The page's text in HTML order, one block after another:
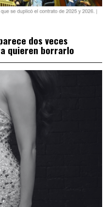
dos veces
quieren borrarlo